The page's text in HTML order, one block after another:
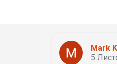
Mark
5